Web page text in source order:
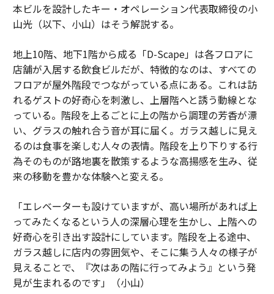
本ビルを設計したキー・オペレーション代表取締役の小
山光（以下、小山）はそう解説する。
地上10階、地下1階から成る「D-Scape」は各フロアに
店舗が入居する飲食ビルだが、特徴的なのは、すべての
フロアが屋外階段でつながっている点にある。これは訪
れるゲストの好奇心を刺激し、上層階へと誘う動線とな
っている。階段を上るごとに上の階から調理の芳香が漂
い、グラスの触れ合う音が耳に届く。ガラス越しに見え
るのは食事を楽しむ人々の表情。階段を上り下りする行
為そのものが路地裏を散策するような高揚感を生み、従
来の移動を豊かな体験へと変える。
「エレベーターも設けていますが、高い場所があれば上
ってみたくなるという人の深層心理を生かし、上階への
好奇心を引き出す設計にしています。階段を上る途中、
ガラス越しに店内の雰囲気や、そこに集う人々の様子が
見えることで、『次はあの階に行ってみよう』という発
見が生まれるのです」（小山）